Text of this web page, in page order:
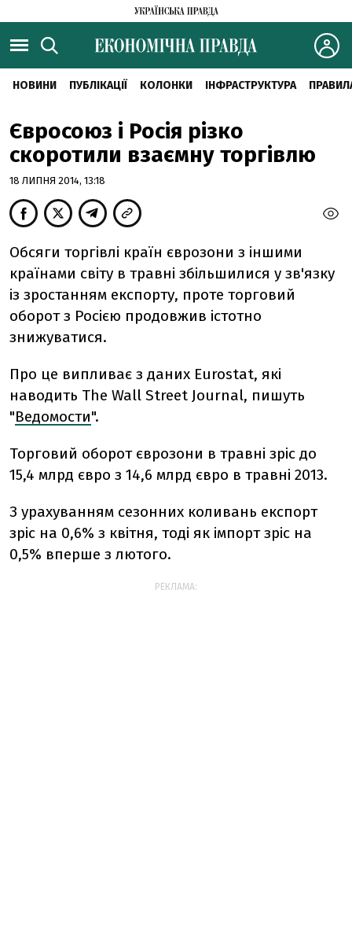
НОВИНИ ПУБЛІКАЦІЇ КОЛОНКИ ІНФРАСТРУКТУРА
Євросоюз і Росія різко
скоротили взаємну торгівлю
18 ЛИПНЯ 2014, 13:18
Обсяги торгівлі країн єврозони з іншими
країнами світу в травні збільшилися у зв'язку
із зростанням експорту, проте торговий
оборот з Росією продовжив істотно
знижуватися.
Про це випливає з даних Eurostat, які
наводить The Wall Street Journal, пишуть
"Ведомости".
Торговий оборот єврозони в травні зріс до
15,4 млрд євро з 14,6 млрд євро в травні 2013.
З урахуванням сезонних коливань експорт
зріс на 0,6% з квітня, тоді як імпорт зріс на
0,5% вперше з лютого.
РЕКЛАМА: